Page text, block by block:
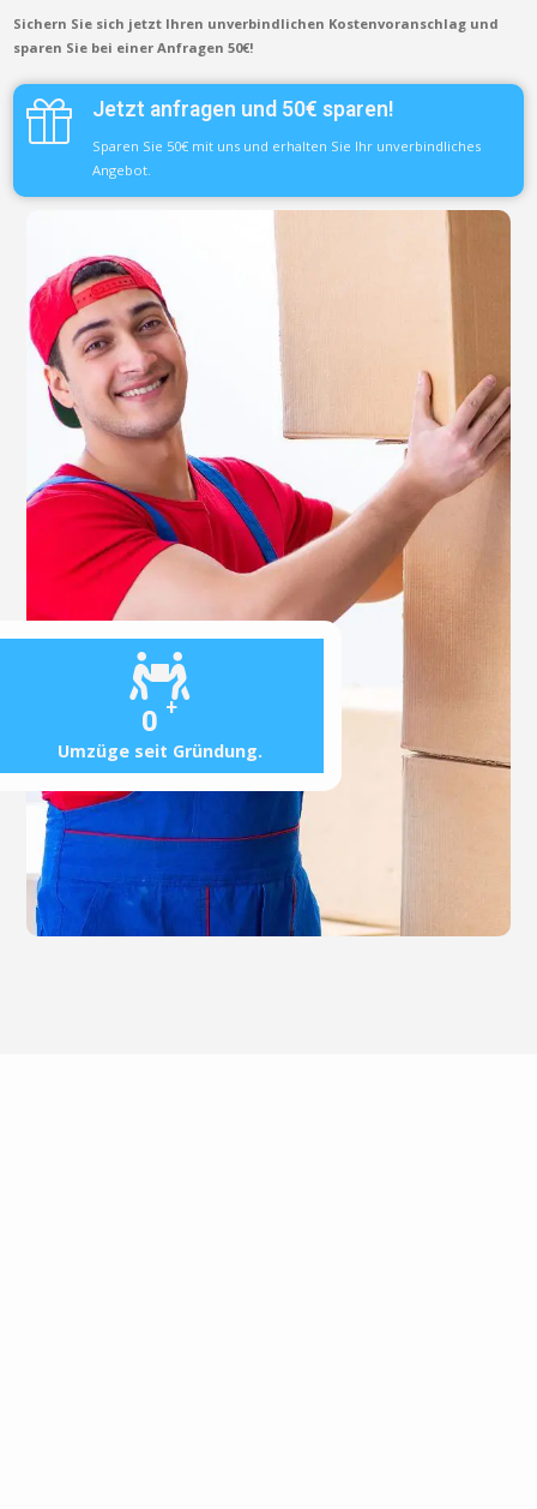
0 +
Umzüge seit Gründung.
Sichern Sie sich jetzt Ihren unverbindlichen Kostenvoranschlag und
sparen Sie bei einer Anfragen 50€!
Jetzt anfragen und 50€ sparen!
Sparen Sie 50€ mit uns und erhalten Sie Ihr unverbindliches
Angebot.